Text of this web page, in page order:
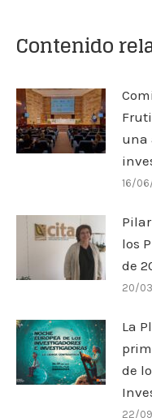
Contenido
una
16/
los
de
20/
La
de
22/